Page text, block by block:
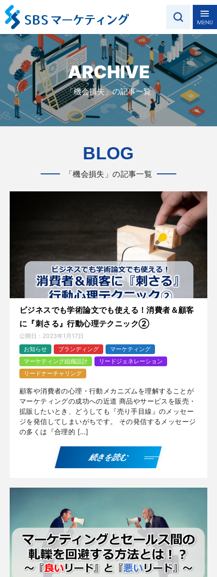
ARCHIVE
「機会損失」の記事一覧
BLOG
「機会損失」の記事一覧
ビジネスでも学術論文でも使える！消費者＆顧客
に『刺さる』行動心理テクニック②
公開日： 2023年1月17日
お知らせ
ブランディング
マーケティング
マーケティング組織設計
リードジェネレーション
リードナーチャリング
顧客や消費者の心理・行動メカニズムを理解することが
マーケティングの成功への近道 商品やサービスを販売・
拡販したいとき、どうしても『売り手目線』のメッセー
ジを発信してしまいがちです。 その発信するメッセージ
の多くは『合理的 […]
続きを読む